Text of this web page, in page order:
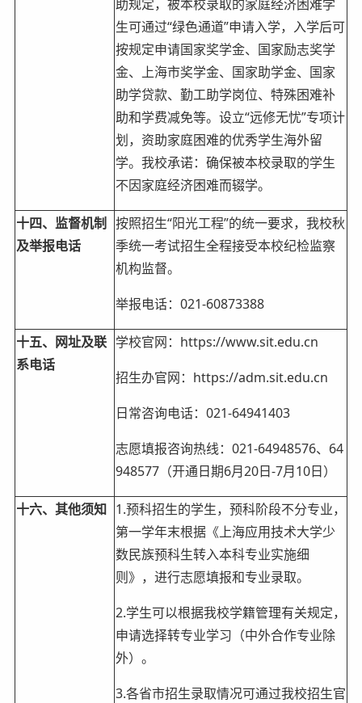
助规定，被本校录取的家庭经济困难学
生可通过“绿色通道”申请入学，入学后可
按规定申请国家奖学金、国家励志奖学
金、上海市奖学金、国家助学金、国家
助学贷款、勤工助学岗位、特殊困难补
助和学费减免等。设立“远修无忧”专项计
划，资助家庭困难的优秀学生海外留
学。我校承诺：确保被本校录取的学生
不因家庭经济困难而辍学。
十四、监督机制
及举报电话
按照招生“阳光工程”的统一要求，我校秋
季统一考试招生全程接受本校纪检监察
机构监督。
举报电话：021-60873388
十五、网址及联
系电话
学校官网：https://www.sit.edu.cn
招生办官网：https://adm.sit.edu.cn
日常咨询电话：021-64941403
志愿填报咨询热线：021-64948576、64
948577（开通日期6月20日-7月10日）
十六、其他须知 1.预科招生的学生，预科阶段不分专业，
第一学年末根据《上海应用技术大学少
数民族预科生转入本科专业实施细
则》，进行志愿填报和专业录取。
2.学生可以根据我校学籍管理有关规定，
申请选择转专业学习（中外合作专业除
外）。
3.各省市招生录取情况可通过我校招生官